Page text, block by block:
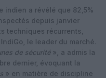
indien a révélé que 82,5%
depuis janvier
techniques récurrents,
le leader du marché.
de sécurité », a admis la
dernier, évoquant la
» en matière de discipline